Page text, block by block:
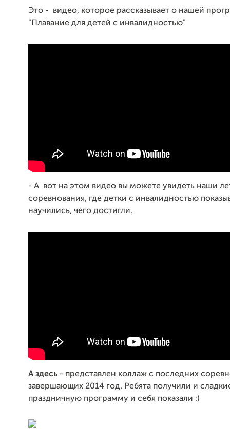
Это - видео, которое рассказывает о нашей
"Плавание для детей с инвалидностью"
- А вот на этом видео вы можете увидеть наши
соревнования, где детки с инвалидностью
научились, чего достигли.
А здесь - представлен коллаж с последних
завершающих 2014 год. Ребята получили и
праздничную программу и себя показали :)